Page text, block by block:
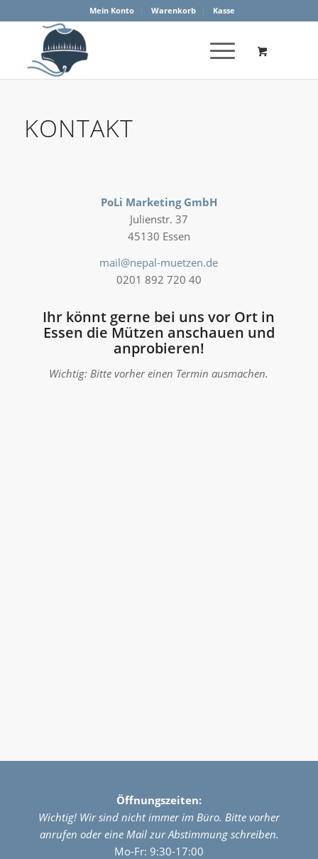
Mein Konto Warenkorb Kasse
KONTAKT
PoLi Marketing GmbH
Julienstr. 37
45130 Essen
mail@nepal-muetzen.de
0201 892 720 40
Ihr könnt gerne bei uns vor Ort in
Essen die Mützen anschauen und
anprobieren!
Wichtig: Bitte vorher einen Termin ausmachen.
Öffnungszeiten:
Wichtig! Wir sind nicht immer im Büro. Bitte vorher
anrufen oder eine Mail zur Abstimmung schreiben.
Mo-Fr: 9:30-17:00